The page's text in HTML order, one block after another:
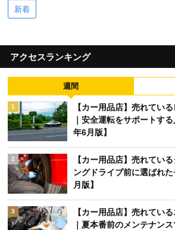
新着
アクセスランキング
週間
1
【カー用品店】売れてい
｜安全運転をサポートす
年6月版】
2
【カー用品店】売れてい
ングドライブ前に選ばれ
月版】
3
【カー用品店】売れてい
｜夏本番前のメンテナン